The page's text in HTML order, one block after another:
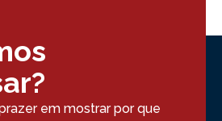
em mostrar por que